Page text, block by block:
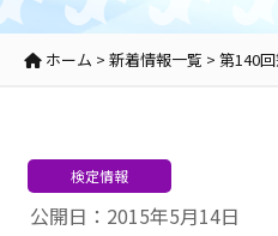
ホーム > 新着情報一覧 > 第140
公開日：2015年5月14日
検定情報